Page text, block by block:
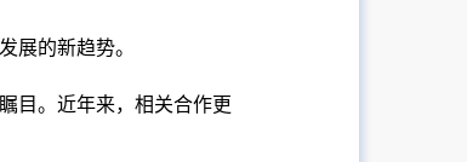
展的新趋势。
目。近年来，相关合作更